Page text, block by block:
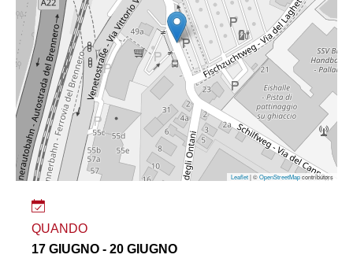
Leaflet| ©OpenStreetMapcontributors
QUANDO
17 GIUGNO - 20 GIUGNO